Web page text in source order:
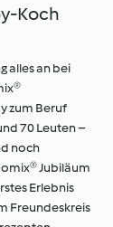
Koch
alles an bei
zum Beruf
70 Leuten –
noch
Jubiläum
Erlebnis
Freundeskreis